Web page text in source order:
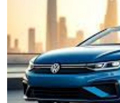
Ehliyet & Ruhsat İşlemleri
Sigorta & Kasko
Yakıt, LPG & Elektrikli